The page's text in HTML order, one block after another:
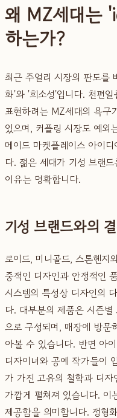
왜 MZ세대는
하는가?
최근 주얼리 시장의 판도를
화'와 '희소성'입니다. 천편
표현하려는 MZ세대의 욕구
있으며, 커플링 시장도 예외
메이드 마켓플레이스 아이
다. 젊은 세대가 기성 브랜
이유는 명확합니다.
기성 브랜드와의
로이드, 미니골드, 스톤헨지
중적인 디자인과 안정적인
시스템의 특성상 디자인의
다. 대부분의 제품은 시즌
으로 구성되며, 매장에 방
아볼 수 있습니다. 반면 아
디자이너와 공예 작가들이
가 가진 고유의 철학과 디
가깝게 펼쳐져 있습니다. 이
제공함을 의미합니다. 정형